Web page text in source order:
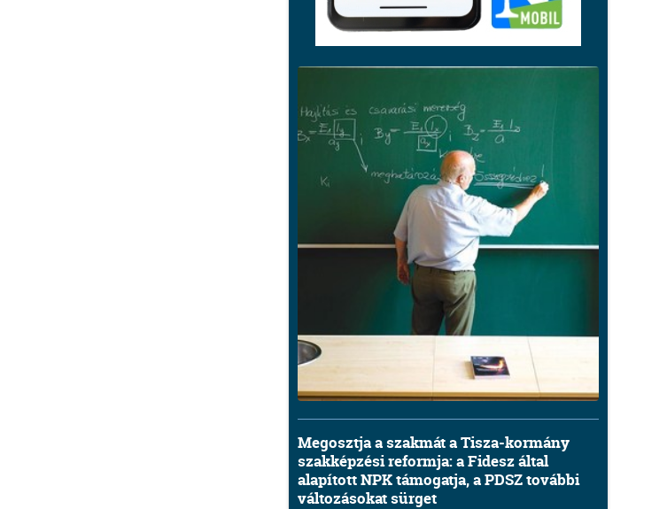
Megosztja a szakmát a Tisza-kormány
szakképzési reformja: a Fidesz által
alapított NPK támogatja, a PDSZ további
változásokat sürget